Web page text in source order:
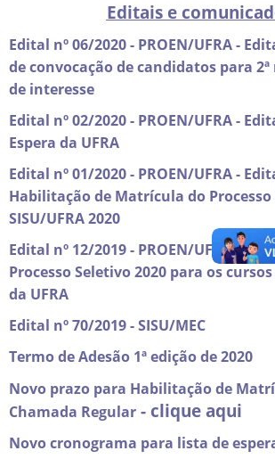
Editais e
Edital nº 06/2020 - PROEN/UFRA -
de convocação de candidatos para
de interesse
Edital nº 02/2020 - PROEN/UFRA -
Espera da UFRA
Edital nº 01/2020 - PROEN/UFRA -
Habilitação de Matrícula do
SISU/UFRA 2020
Edital nº 12/2019 - PROEN/UFRA -
Processo Seletivo 2020 para os
da UFRA
Edital nº 70/2019 - SISU/MEC
Termo de Adesão 1ª edição de 2020
Novo prazo para Habilitação de
Chamada Regular - clique aqui
Novo cronograma para lista de